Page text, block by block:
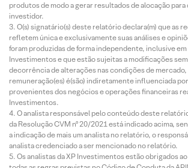
produtos de modo a gerar resultados de alocação para
investidor.
O(s) signatário(s) deste relatório declara(m) que as
refletem única e exclusivamente suas análises e
foram produzidas de forma independente, inclusive em
Investimentos e que estão sujeitas a modificações
decorrência de alterações nas condições de mercado,
remuneração(es) é(são) indiretamente influenciada
provenientes dos negócios e operações financeiras
Investimentos.
O analista responsável pelo conteúdo deste
da Resolução CVM nº 20/2021 está indicado acima,
a indicação de mais um analista no relatório, o
analista credenciado a ser mencionado no relatório.
Os analistas da XP Investimentos estão obrigados